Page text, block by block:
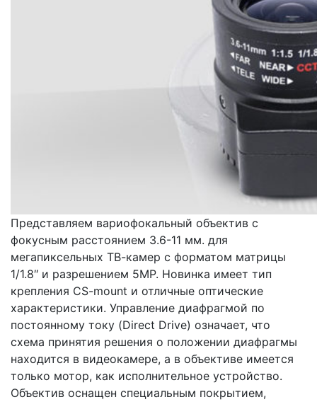
Представляем вариофокальный объектив с
фокусным расстоянием 3.6-11 мм. для
мегапиксельных ТВ-камер с форматом матрицы
1/1.8″ и разрешением 5MP. Новинка имеет тип
крепления CS-mount и отличные оптические
характеристики. Управление диафрагмой по
постоянному току (Direct Drive) означает, что
схема принятия решения о положении диафрагмы
находится в видеокамере, а в объективе имеется
только мотор, как исполнительное устройство.
Объектив оснащен специальным покрытием,